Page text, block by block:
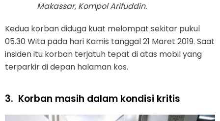
Makassar, Kompol Arifuddin.
Kedua korban diduga kuat melompat sekitar pukul
05.30 Wita pada hari Kamis tanggal 21 Maret 2019. Saat
insiden itu korban terjatuh tepat di atas mobil yang
terparkir di depan halaman kos.
3. Korban masih dalam kondisi kritis